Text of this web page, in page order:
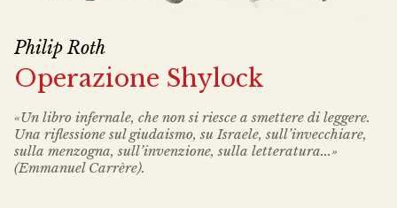
Philip Roth
Operazione Shylock
«Un libro infernale, che non si riesce a smettere di leggere.
Una riflessione sul giudaismo, su Israele, sull’invecchiare,
sulla menzogna, sull’invenzione, sulla letteratura...»
(Emmanuel Carrère).